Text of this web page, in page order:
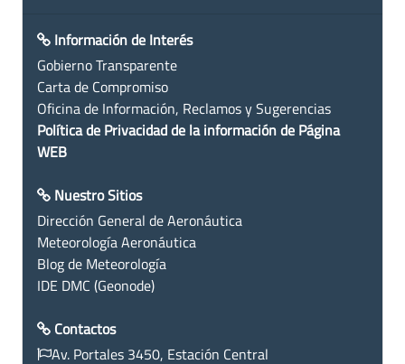
Información de Interés
Gobierno Transparente
Carta de Compromiso
Oficina de Información, Reclamos y Sugerencias
Política de Privacidad de la información de Página
WEB
Nuestro Sitios
Dirección General de Aeronáutica
Meteorología Aeronáutica
Blog de Meteorología
IDE DMC (Geonode)
Contactos
Av. Portales 3450, Estación Central